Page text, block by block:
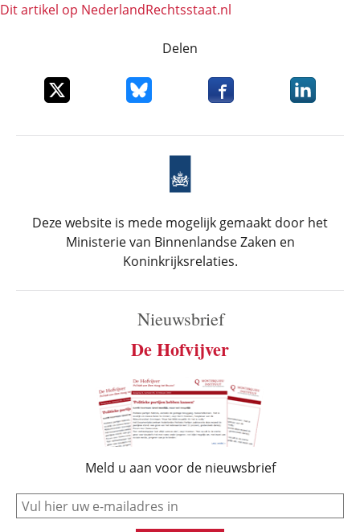
Dit artikel op NederlandRechts­staat.nl
Delen
Deel dit item op XDeel dit item op Bluesky
Deel dit item opDeel dit
Deze website is mede mogelijk gemaakt door het
Ministerie van Binnenlandse Zaken en
Koninkrijksrelaties.
Nieuwsbrief
De Hofvijver
Meld u aan voor de nieuwsbrief
e-mail